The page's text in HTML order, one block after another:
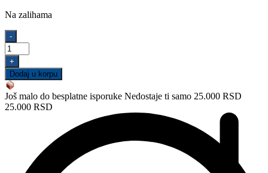
Na zalihama
Umivaonik
nadgradni
VITORIA
450
količina
-
+
Dodaj u korpu
Još malo do besplatne isporuke Nedostaje ti samo 25.000 RSD
25.000 RSD